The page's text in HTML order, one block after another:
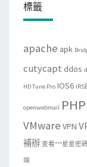
標籤
apache apk
cutycapt ddos
HD Tune Pro IOS6
openwebmail PHP
VMware VPN
補辦 查看***星星密碼
端